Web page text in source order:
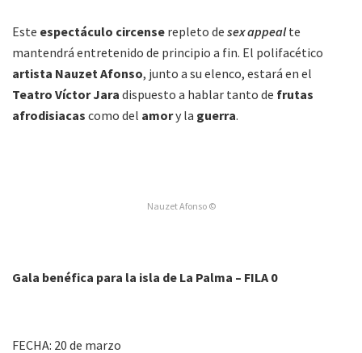
Este espectáculo circense repleto de sex appealte
mantendrá entretenido de principio a fin. El polifacético
artista Nauzet Afonso, junto a su elenco, estará en el
Teatro Víctor Jara dispuesto a hablar tanto de frutas
afrodisiacas como del amory la guerra.
Nauzet Afonso ©
Gala benéfica para la isla de La Palma – FILA 0
FECHA: 20 de marzo